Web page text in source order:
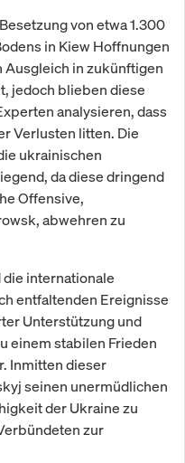
von etwa 1.300
in Kiew Hoffnungen
in zukünftigen
jedoch blieben diese
analysieren, dass
Verlusten litten. Die
ukrainischen
da diese dringend
Offensive,
abwehren zu
internationale
entfaltenden Ereignisse
Unterstützung und
einem stabilen Frieden
Inmitten dieser
seinen unermüdlichen
der Ukraine zu
zur